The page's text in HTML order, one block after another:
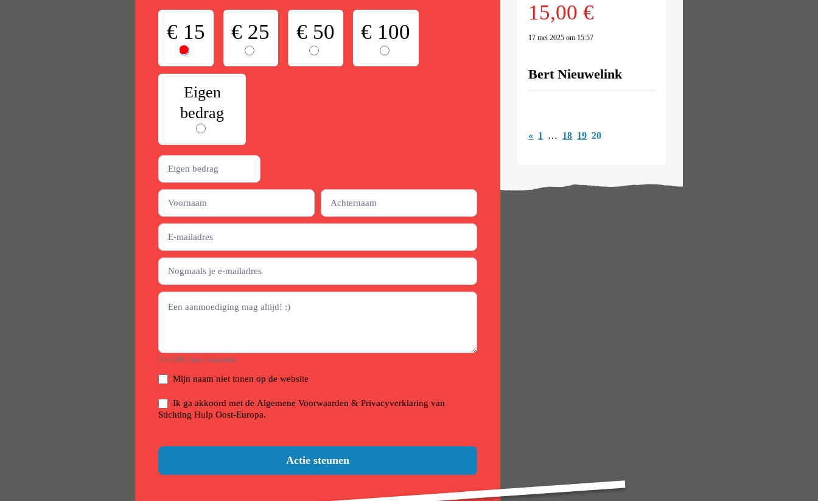
Steun
actie
€ 15 € 25 € 50 € 100
Eigen
bedrag
0 of 200 max characters
Mijn naam niet tonen op de website
Ik ga akkoord met de Algemene Voorwaarden & Privacyverklaring van
Stichting Hulp Oost-Europa.
Actie steunen
15,00 €
17 mei 2025 om 15:57
Bert Nieuwelink
« 1 … 18 19 20